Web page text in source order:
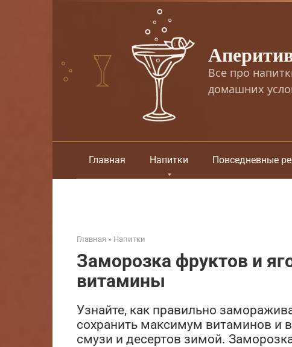
Все про
домашних
Главная Напитки Повседневные
Главная » Напитки
Заморозка фруктов и
витамины
Узнайте, как правильно
сохранить максимум витаминов и
смузи и десертов зимой.